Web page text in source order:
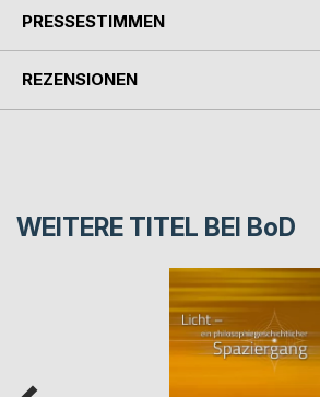
PRESSESTIMMEN
REZENSIONEN
WEITERE TITEL BEI BoD